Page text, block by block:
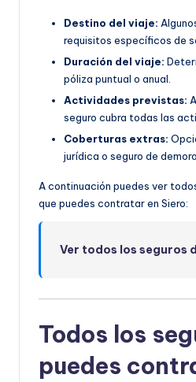
Destino del viaje:
requisitos específicos de
Duración del viaje:
póliza puntual o anual.
Actividades previstas:
seguro cubra todas las
Coberturas extras:
jurídica o seguro de demora.
A continuación puedes ver
que puedes contratar en Siero:
Ver todos los seguros
Todos los
puedes